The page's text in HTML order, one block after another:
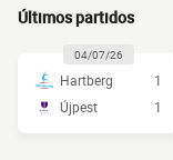
Últimos partidos
04/07/26
Hartberg
1
Újpest
1